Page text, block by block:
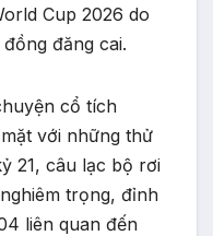
Cup 2026 do
đăng cai.
cổ tích
với những thử
21, câu lạc bộ rơi
trọng, đỉnh
liên quan đến